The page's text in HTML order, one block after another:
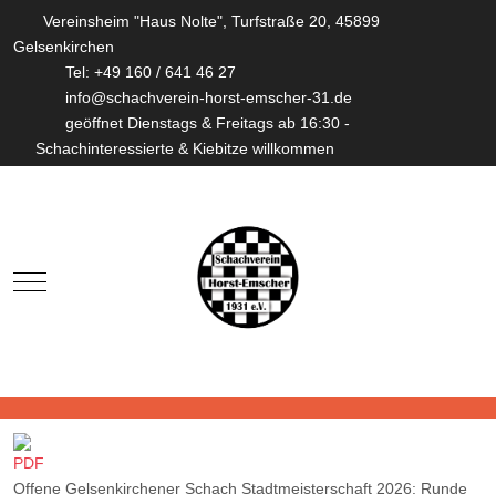
Vereinsheim "Haus Nolte", Turfstraße 20, 45899
Gelsenkirchen
Tel: +49 160 / 641 46 27
info@schachverein-horst-emscher-31.de
geöffnet Dienstags & Freitags ab 16:30 -
Schachinteressierte & Kiebitze willkommen
Mobile Menu Toggle
Offene Gelsenkirchener Schach Stadtmeisterschaft 2026: Runde